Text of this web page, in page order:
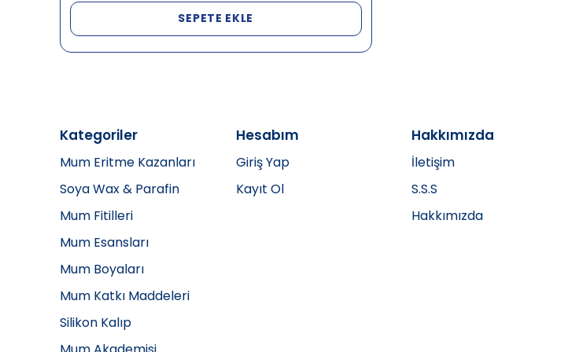
SEPETE EKLE
Kategoriler
Mum Eritme Kazanları
Soya Wax & Parafin
Mum Fitilleri
Mum Esansları
Mum Boyaları
Mum Katkı Maddeleri
Silikon Kalıp
Hesabım
Giriş Yap
Kayıt Ol
Hakkımızda
İletişim
S.S.S
Hakkımızda